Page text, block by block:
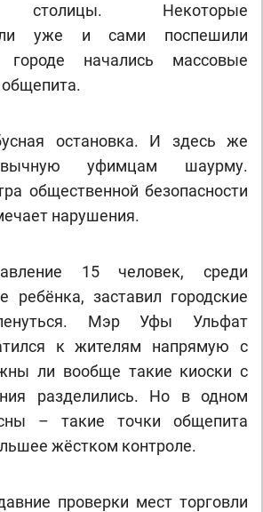
столицы. Некоторые
уже и сами поспешили
начались массовые
общепита.
остановка. И здесь же
уфимцам шаурму.
общественной безопасности
нарушения.
15 человек, среди
ребёнка, заставил городские
Мэр Уфы Ульфат
к жителям напрямую с
ли вообще такие киоски с
разделились. Но в одном
– такие точки общепита
жёстком контроле.
проверки мест торговли